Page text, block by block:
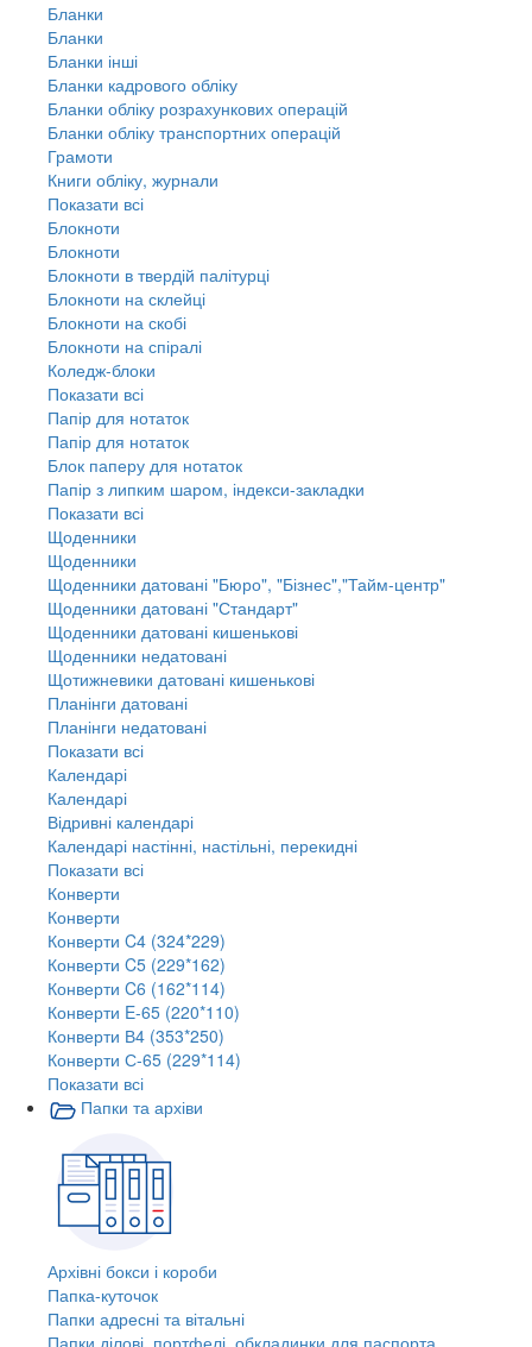
Бланки
Бланки
Бланки інші
Бланки кадрового обліку
Бланки обліку розрахункових операцій
Бланки обліку транспортних операцій
Грамоти
Книги обліку, журнали
Показати всі
Блокноти
Блокноти
Блокноти в твердій палітурці
Блокноти на склейці
Блокноти на скобі
Блокноти на спіралі
Коледж-блоки
Показати всі
Папір для нотаток
Папір для нотаток
Блок паперу для нотаток
Папір з липким шаром, індекси-закладки
Показати всі
Щоденники
Щоденники
Щоденники датовані "Бюро", "Бізнес","Тайм-центр"
Щоденники датовані "Стандарт"
Щоденники датовані кишенькові
Щоденники недатовані
Щотижневики датовані кишенькові
Планінги датовані
Планінги недатовані
Показати всі
Календарі
Календарі
Відривні календарі
Календарі настінні, настільні, перекидні
Показати всі
Конверти
Конверти
Конверти C4 (324*229)
Конверти C5 (229*162)
Конверти C6 (162*114)
Конверти E-65 (220*110)
Конверти В4 (353*250)
Конверти С-65 (229*114)
Показати всі
Папки та архіви
Архівні бокси і короби
Папка-куточок
Папки адресні та вітальні
Папки ділові, портфелі, обкладинки для паспорта